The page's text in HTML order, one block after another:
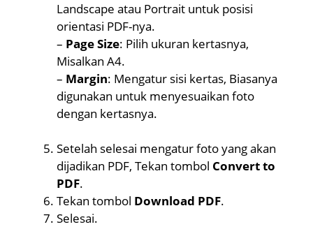
Landscape atau Portrait untuk posisi
orientasi PDF-nya.
– Page Size: Pilih ukuran kertasnya,
Misalkan A4.
– Margin: Mengatur sisi kertas, Biasanya
digunakan untuk menyesuaikan foto
dengan kertasnya.
Setelah selesai mengatur foto yang akan
dijadikan PDF, Tekan tombol Convert to
PDF.
Tekan tombol Download PDF.
Selesai.